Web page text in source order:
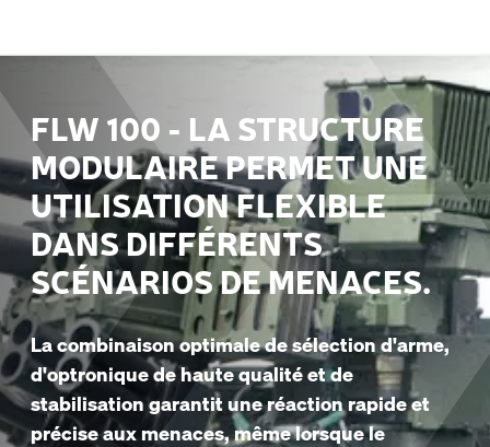
FLW 100 - LA STRUCTURE
MODULAIRE PERMET UNE
UTILISATION FLEXIBLE
DANS DIFFÉRENTS
SCÉNARIOS DE MENACES.
La combinaison optimale de sélection d'arme,
d'optronique de haute qualité et de
stabilisation garantit une réaction rapide et
précise aux menaces, même lorsque le